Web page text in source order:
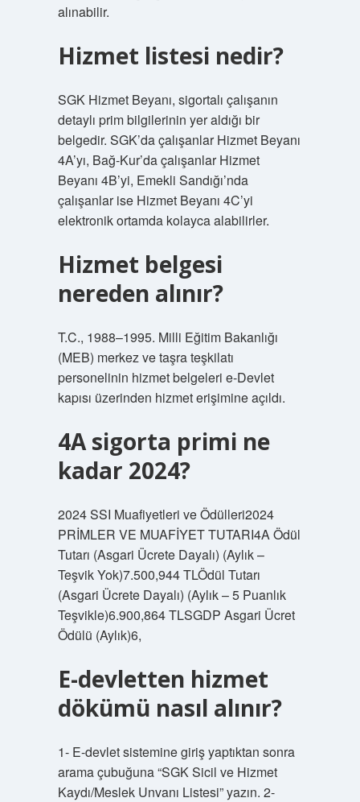
alınabilir.
Hizmet listesi nedir?
SGK Hizmet Beyanı, sigortalı çalışanın
detaylı prim bilgilerinin yer aldığı bir
belgedir. SGK’da çalışanlar Hizmet Beyanı
4A’yı, Bağ-Kur’da çalışanlar Hizmet
Beyanı 4B’yi, Emekli Sandığı’nda
çalışanlar ise Hizmet Beyanı 4C’yi
elektronik ortamda kolayca alabilirler.
Hizmet belgesi
nereden alınır?
T.C., 1988–1995. Milli Eğitim Bakanlığı
(MEB) merkez ve taşra teşkilatı
personelinin hizmet belgeleri e-Devlet
kapısı üzerinden hizmet erişimine açıldı.
4A sigorta primi ne
kadar 2024?
2024 SSI Muafiyetleri ve Ödülleri2024
PRİMLER VE MUAFİYET TUTARI4A Ödül
Tutarı (Asgari Ücrete Dayalı) (Aylık –
Teşvik Yok)7.500,944 TLÖdül Tutarı
(Asgari Ücrete Dayalı) (Aylık – 5 Puanlık
Teşvikle)6.900,864 TLSGDP Asgari Ücret
Ödülü (Aylık)6,
E-devletten hizmet
dökümü nasıl alınır?
1- E-devlet sistemine giriş yaptıktan sonra
arama çubuğuna “SGK Sicil ve Hizmet
Kaydı/Meslek Unvanı Listesi” yazın. 2-